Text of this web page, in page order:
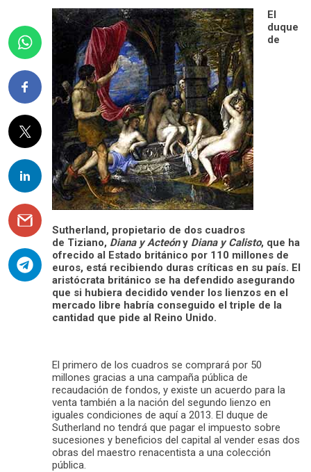
El
duque
de
Sutherland, propietario de dos cuadros
de Tiziano, Diana y Acteóny Diana y Calisto, que ha
ofrecido al Estado británico por 110 millones de
euros, está recibiendo duras críticas en su país. El
aristócrata británico se ha defendido asegurando
que si hubiera decidido vender los lienzos en el
mercado libre habría conseguido el triple de la
cantidad que pide al Reino Unido.
El primero de los cuadros se comprará por 50
millones gracias a una campaña pública de
recaudación de fondos, y existe un acuerdo para la
venta también a la nación del segundo lienzo en
iguales condiciones de aquí a 2013. El duque de
Sutherland no tendrá que pagar el impuesto sobre
sucesiones y beneficios del capital al vender esas dos
obras del maestro renacentista a una colección
pública.